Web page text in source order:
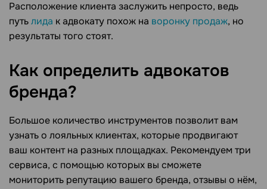
Расположение клиента заслужить непросто, ведь
путьлида к адвокату похож на воронку продаж, но
результаты того стоят.
Как определить адвокатов
бренда?
Большое количество инструментов позволит вам
узнать о лояльных клиентах, которые продвигают
ваш контент на разных площадках. Рекомендуем три
сервиса, с помощью которых вы сможете
мониторить репутацию вашего бренда, отзывы о нём,